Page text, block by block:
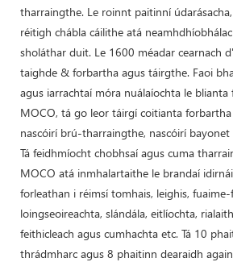
tharraingthe. Le roinnt paitinní
réitigh chábla cáilithe atá
sholáthar duit. Le 1600 méadar cearnach
taighde & forbartha agus táirgthe. Faoi
agus iarrachtaí móra nuálaíochta le blianta
MOCO, tá go leor táirgí coitianta
nascóirí brú-tharraingthe, nascóirí bayonet
Tá feidhmíocht chobhsaí agus cuma
MOCO atá inmhalartaithe le brandaí
forleathan i réimsí tomhais, leighis, fuaime-
loingseoireachta, slándála, eitlíochta,
feithicleach agus cumhachta etc. Tá 10
thrádmharc agus 8 phaitinn dearaidh